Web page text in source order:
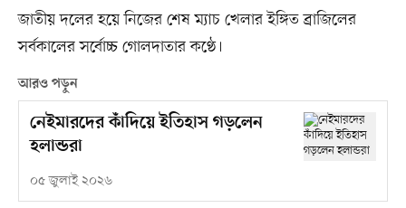
জাতীয় দলের হয়ে নিজের শেষ ম্যাচ খেলার ইঙ্গিত ব্রাজিলের
সর্বকালের সর্বোচ্চ গোলদাতার কণ্ঠে।
আরও পড়ুন
নেইমারদের কাঁদিয়ে ইতিহাস গড়লেন
হলান্ডরা
০৫ জুলাই ২০২৬